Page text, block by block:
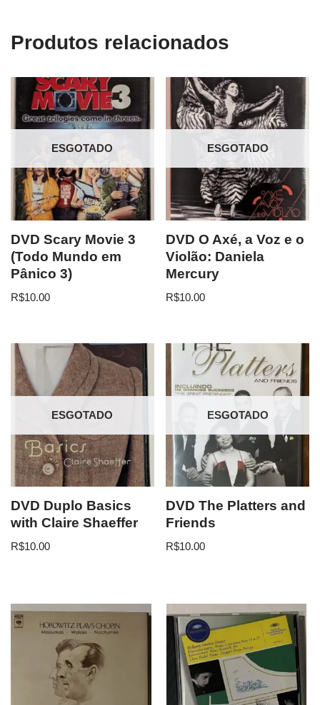
Produtos relacionados
ESGOTADO
DVD Scary Movie 3
(Todo Mundo em
Pânico 3)
R$10.00
ESGOTADO
DVD O Axé, a Voz e o
Violão: Daniela
Mercury
R$10.00
ESGOTADO
DVD Duplo Basics
with Claire Shaeffer
R$10.00
ESGOTADO
DVD The Platters and
Friends
R$10.00